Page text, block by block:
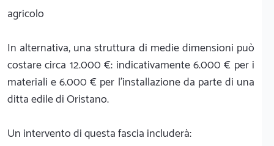
agricolo
In alternativa, una struttura di medie dimensioni può
costare circa 12.000 €: indicativamente 6.000 € per i
materiali e 6.000 € per l'installazione da parte di una
ditta edile di Oristano.
Un intervento di questa fascia includerà: